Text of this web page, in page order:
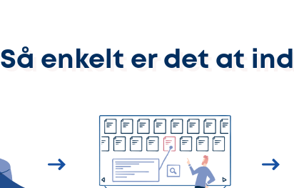
Så enkelt er det at